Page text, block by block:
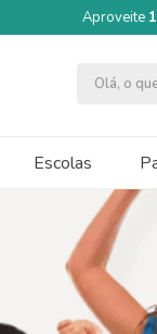
Aproveite
Olá, o
Escolas
acrilex soft 500g
fosco 240g 50x70